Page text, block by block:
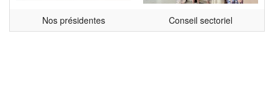
Nos présidentes Conseil sectoriel